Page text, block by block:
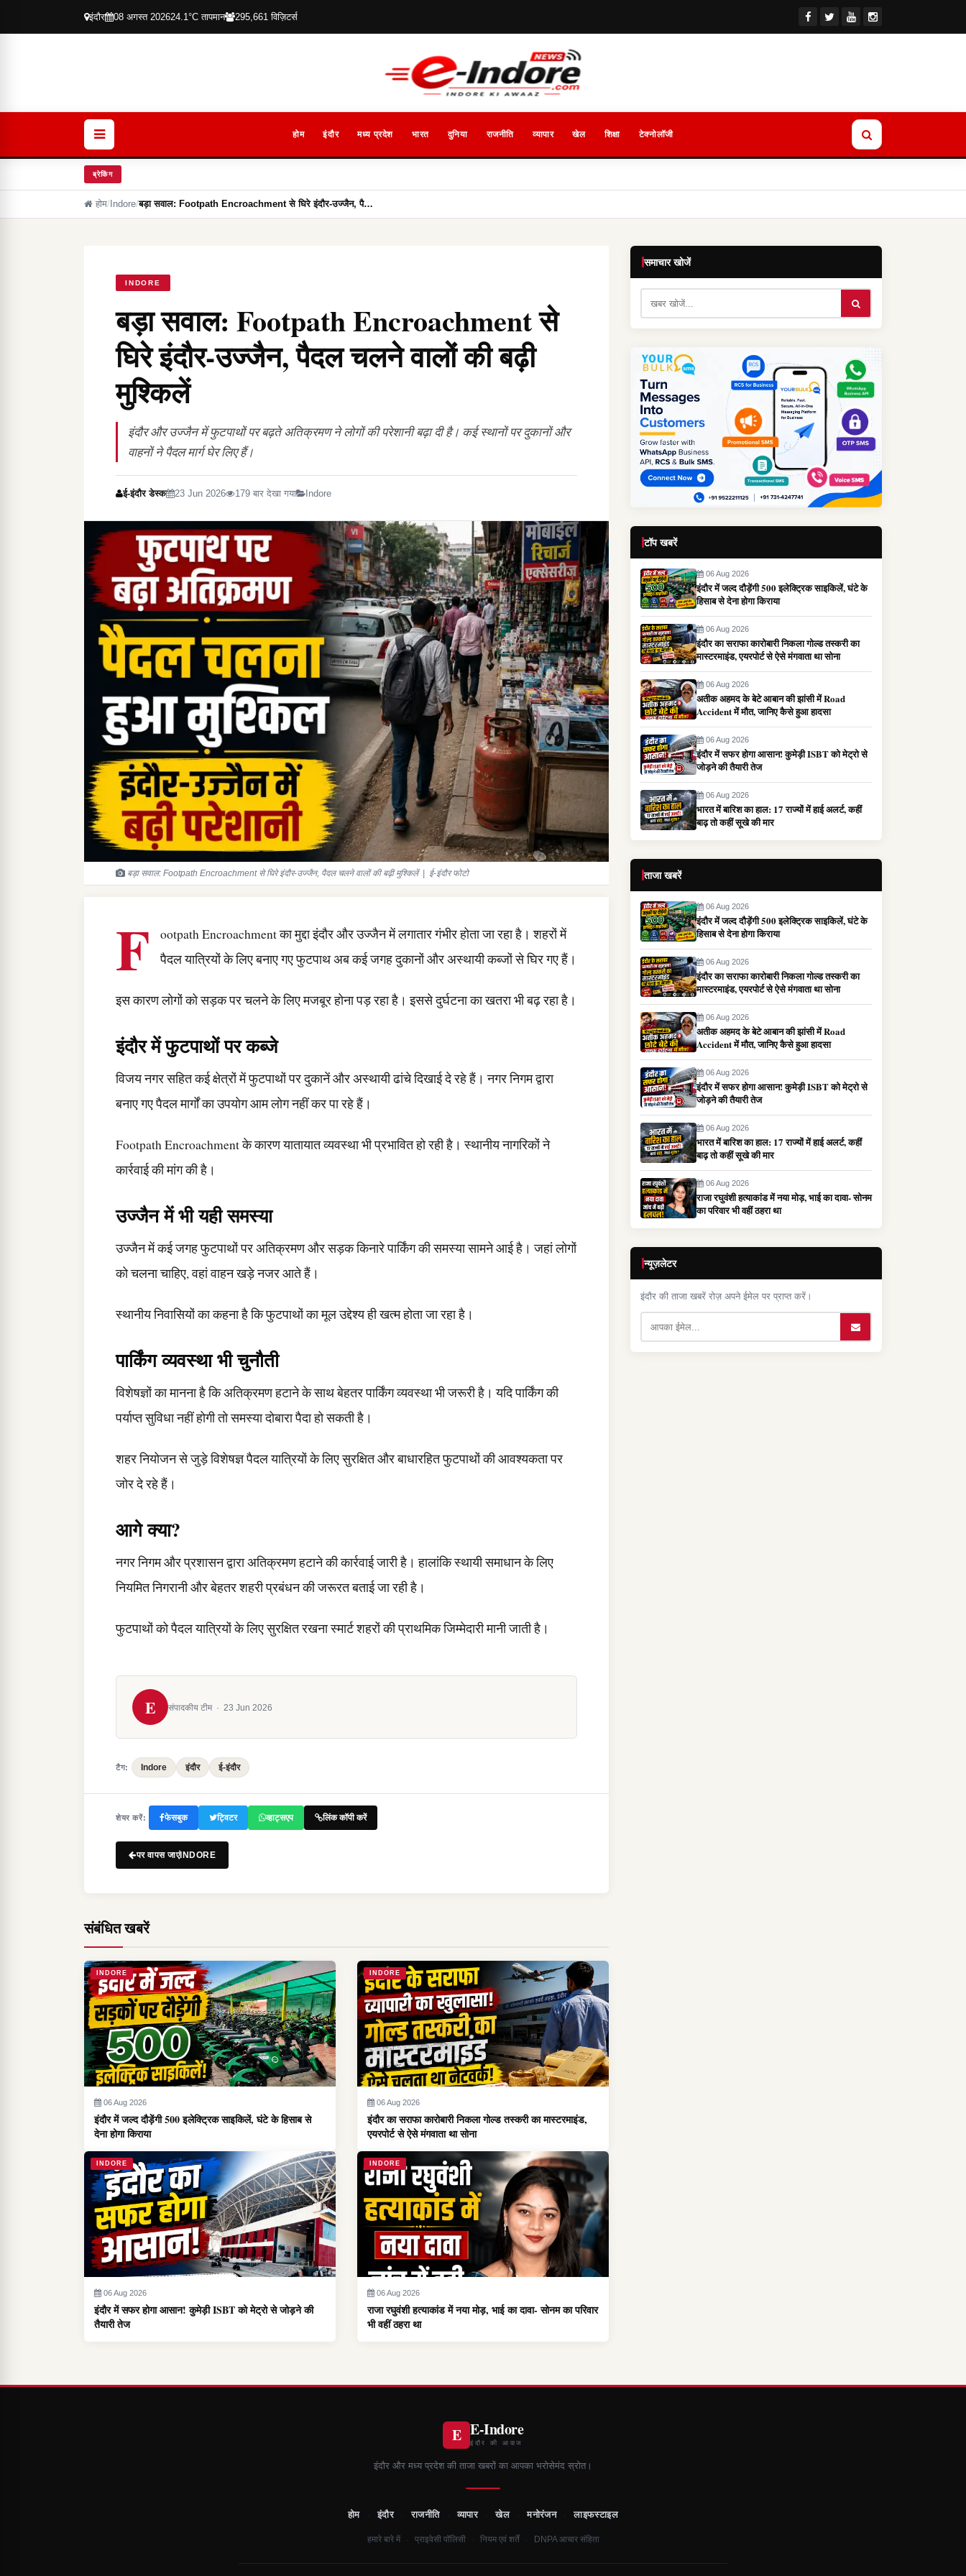
इंदौर 08 अगस्त 202624.1°C तापमान 295,661 विज़िटर्स
होम इंदौर मध्य प्रदेश भारत दुनिया राजनीति व्यापार खेल शिक्षा टेक्नोलॉजी
ब्रेकिंग
होम/ Indore/बड़ा सवाल: Footpath Encroachment से घिरे इंदौर-उज्जैन, पै…
INDORE
बड़ा सवाल: Footpath Encroachment से
घिरे इंदौर-उज्जैन, पैदल चलने वालों की बढ़ी
मुश्किलें
इंदौर और उज्जैन में फुटपाथों पर बढ़ते अतिक्रमण ने लोगों की परेशानी बढ़ा दी है। कई स्थानों पर दुकानों और
वाहनों ने पैदल मार्ग घेर लिए हैं।
ई-इंदौर डेस्क 23 Jun 2026 179 बार देखा गया Indore
बड़ा सवाल: Footpath Encroachment से घिरे इंदौर-उज्जैन, पैदल चलने वालों की बढ़ी मुश्किलें | ई-इंदौर फोटो
F
ootpath Encroachment का मुद्दा इंदौर और उज्जैन में लगातार गंभीर होता जा रहा है। शहरों में
पैदल यात्रियों के लिए बनाए गए फुटपाथ अब कई जगह दुकानों और अस्थायी कब्जों से घिर गए हैं।
इस कारण लोगों को सड़क पर चलने के लिए मजबूर होना पड़ रहा है। इससे दुर्घटना का खतरा भी बढ़ रहा है।
इंदौर में फुटपाथों पर कब्जे
विजय नगर सहित कई क्षेत्रों में फुटपाथों पर दुकानें और अस्थायी ढांचे दिखाई दे रहे हैं। नगर निगम द्वारा
बनाए गए पैदल मार्गों का उपयोग आम लोग नहीं कर पा रहे हैं।
Footpath Encroachment के कारण यातायात व्यवस्था भी प्रभावित हो रही है। स्थानीय नागरिकों ने
कार्रवाई की मांग की है।
उज्जैन में भी यही समस्या
उज्जैन में कई जगह फुटपाथों पर अतिक्रमण और सड़क किनारे पार्किंग की समस्या सामने आई है। जहां लोगों
को चलना चाहिए, वहां वाहन खड़े नजर आते हैं।
स्थानीय निवासियों का कहना है कि फुटपाथों का मूल उद्देश्य ही खत्म होता जा रहा है।
पार्किंग व्यवस्था भी चुनौती
विशेषज्ञों का मानना है कि अतिक्रमण हटाने के साथ बेहतर पार्किंग व्यवस्था भी जरूरी है। यदि पार्किंग की
पर्याप्त सुविधा नहीं होगी तो समस्या दोबारा पैदा हो सकती है।
शहर नियोजन से जुड़े विशेषज्ञ पैदल यात्रियों के लिए सुरक्षित और बाधारहित फुटपाथों की आवश्यकता पर
जोर दे रहे हैं।
आगे क्या?
नगर निगम और प्रशासन द्वारा अतिक्रमण हटाने की कार्रवाई जारी है। हालांकि स्थायी समाधान के लिए
नियमित निगरानी और बेहतर शहरी प्रबंधन की जरूरत बताई जा रही है।
फुटपाथों को पैदल यात्रियों के लिए सुरक्षित रखना स्मार्ट शहरों की प्राथमिक जिम्मेदारी मानी जाती है।
E संपादकीय टीम · 23 Jun 2026
टैग: Indore इंदौर ई-इंदौर
शेयर करें: फेसबुक ट्विटर व्हाट्सएप लिंक कॉपी करें
पर वापस जाएंINDORE
संबंधित खबरें
INDORE
06 Aug 2026
इंदौर में जल्द दौड़ेंगी 500 इलेक्ट्रिक साइकिलें, घंटे के हिसाब से
देना होगा किराया
INDORE
06 Aug 2026
इंदौर का सराफा कारोबारी निकला गोल्ड तस्करी का मास्टरमाइंड,
एयरपोर्ट से ऐसे मंगवाता था सोना
INDORE
06 Aug 2026
इंदौर में सफर होगा आसान! कुमेड़ी ISBT को मेट्रो से जोड़ने की
तैयारी तेज
INDORE
06 Aug 2026
राजा रघुवंशी हत्याकांड में नया मोड़, भाई का दावा- सोनम का परिवार
भी वहीं ठहरा था
समाचार खोजें
टॉप खबरें
06 Aug 2026
इंदौर में जल्द दौड़ेंगी 500 इलेक्ट्रिक साइकिलें, घंटे के
हिसाब से देना होगा किराया
06 Aug 2026
इंदौर का सराफा कारोबारी निकला गोल्ड तस्करी का
मास्टरमाइंड, एयरपोर्ट से ऐसे मंगवाता था सोना
06 Aug 2026
अतीक अहमद के बेटे आबान की झांसी में Road
Accident में मौत, जानिए कैसे हुआ हादसा
06 Aug 2026
इंदौर में सफर होगा आसान! कुमेड़ी ISBT को मेट्रो से
जोड़ने की तैयारी तेज
06 Aug 2026
भारत में बारिश का हाल: 17 राज्यों में हाई अलर्ट, कहीं
बाढ़ तो कहीं सूखे की मार
ताजा खबरें
06 Aug 2026
इंदौर में जल्द दौड़ेंगी 500 इलेक्ट्रिक साइकिलें, घंटे के
हिसाब से देना होगा किराया
06 Aug 2026
इंदौर का सराफा कारोबारी निकला गोल्ड तस्करी का
मास्टरमाइंड, एयरपोर्ट से ऐसे मंगवाता था सोना
06 Aug 2026
अतीक अहमद के बेटे आबान की झांसी में Road
Accident में मौत, जानिए कैसे हुआ हादसा
06 Aug 2026
इंदौर में सफर होगा आसान! कुमेड़ी ISBT को मेट्रो से
जोड़ने की तैयारी तेज
06 Aug 2026
भारत में बारिश का हाल: 17 राज्यों में हाई अलर्ट, कहीं
बाढ़ तो कहीं सूखे की मार
06 Aug 2026
राजा रघुवंशी हत्याकांड में नया मोड़, भाई का दावा- सोनम
का परिवार भी वहीं ठहरा था
न्यूज़लेटर
इंदौर की ताजा खबरें रोज़ अपने ईमेल पर प्राप्त करें।
E E-Indore
इंदौर की आवाज
इंदौर और मध्य प्रदेश की ताजा खबरों का आपका भरोसेमंद स्रोत।
होम इंदौर राजनीति व्यापार खेल मनोरंजन लाइफस्टाइल
हमारे बारे में प्राइवेसी पॉलिसी नियम एवं शर्तें DNPA आचार संहिता